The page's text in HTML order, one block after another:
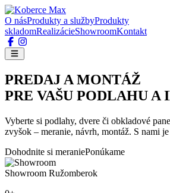
O násProdukty a službyProdukty
skladomRealizácieShowroomKontakt
PREDAJ A MONTÁŽ
PRE VAŠU PODLAHU A
Vyberte si podlahy, dvere či obkladové
zvyšok – meranie, návrh, montáž. S nami
Dohodnite si meraniePonúkame
Showroom Ružomberok